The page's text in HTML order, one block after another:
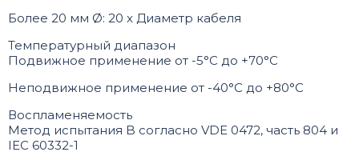
Более 20 мм Ø: 20 x Диаметр кабеля
Температурный диапазон
Подвижное применение от -5°C до +70°C
Неподвижное применение от -40°C до +80°C
Воспламеняемость
Метод испытания B согласно VDE 0472, часть 804 и
IEC 60332-1